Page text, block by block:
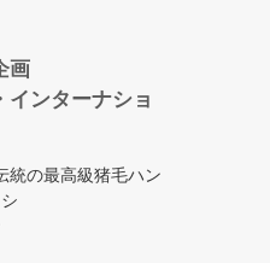
画
インターナショ
統の最高級猪毛ハン